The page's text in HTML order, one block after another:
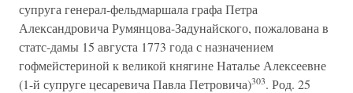
супруга генерал-фельдмаршала графа Петра
Александровича Румянцова-Задунайского, пожалована в
статс-дамы 15 августа 1773 года с назначением
гофмейстериной к великой княгине Наталье Алексеевне
(1-й супруге цесаревича Павла Петровича)303. Род. 25